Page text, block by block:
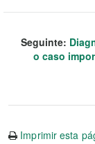
Seguinte:
o caso
Imprimir esta